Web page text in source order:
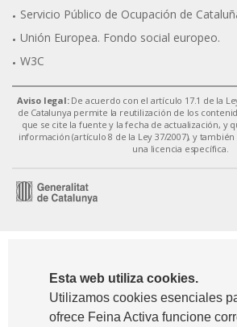
Servicio Público de Ocupación de
Unión Europea. Fondo social europeo.
W3C
Aviso legal:De acuerdo con el artículo 17.1 de la
de Catalunya permite la reutilización de los
que se cite la fuente y la fecha de actualización, y
información (artículo 8 de la Ley 37/2007), y
una licencia específica.
Esta web utiliza cookies.
Utilizamos cookies esenciales
ofrece Feina Activa funcione